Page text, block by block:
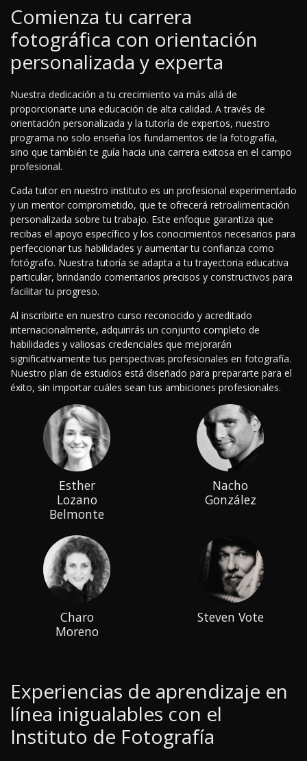
Comienza tu carrera
fotográfica con orientación
personalizada y experta
Nuestra dedicación a tu crecimiento va más allá de
proporcionarte una educación de alta calidad. A través de
orientación personalizada y la tutoría de expertos, nuestro
programa no solo enseña los fundamentos de la fotografía,
sino que también te guía hacia una carrera exitosa en el campo
profesional.
Cada tutor en nuestro instituto es un profesional experimentado
y un mentor comprometido, que te ofrecerá retroalimentación
personalizada sobre tu trabajo. Este enfoque garantiza que
recibas el apoyo específico y los conocimientos necesarios para
perfeccionar tus habilidades y aumentar tu confianza como
fotógrafo. Nuestra tutoría se adapta a tu trayectoria educativa
particular, brindando comentarios precisos y constructivos para
facilitar tu progreso.
Al inscribirte en nuestro curso reconocido y acreditado
internacionalmente, adquirirás un conjunto completo de
habilidades y valiosas credenciales que mejorarán
significativamente tus perspectivas profesionales en fotografía.
Nuestro plan de estudios está diseñado para prepararte para el
éxito, sin importar cuáles sean tus ambiciones profesionales.
Esther
Lozano
Belmonte
Nacho
González
Charo
Moreno
Steven Vote
Experiencias de aprendizaje en
línea inigualables con el
Instituto de Fotografía